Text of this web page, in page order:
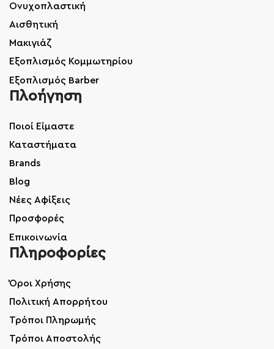
Ονυχοπλαστική
Αισθητική
Μακιγιάζ
Εξοπλισμός Κομμωτηρίου
Εξοπλισμός Barber
Πλοήγηση
Ποιοί Είμαστε
Καταστήματα
Brands
Blog
Νέες Αφίξεις
Προσφορές
Επικοινωνία
Πληροφορίες
Όροι Χρήσης
Πολιτική Απορρήτου
Τρόποι Πληρωμής
Τρόποι Αποστολής